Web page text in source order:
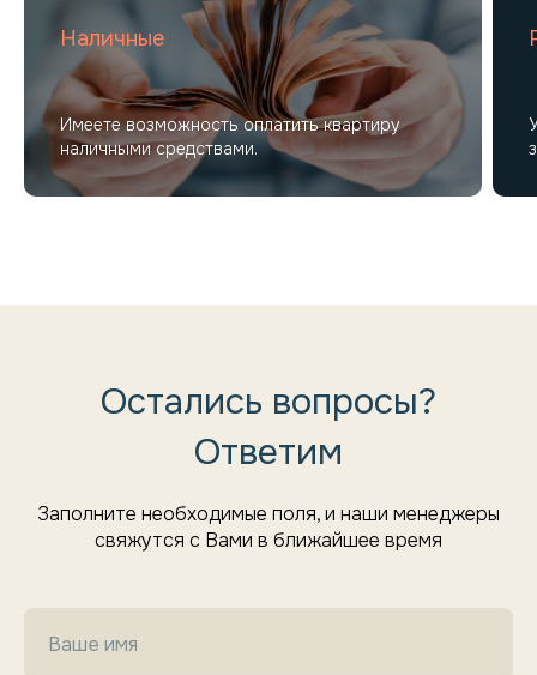
Наличные
Имеете возможность оплатить квартиру
наличными средствами.
Остались вопросы?
Ответим
Заполните необходимые поля, и наши менеджеры
свяжутся с Вами в ближайшее время